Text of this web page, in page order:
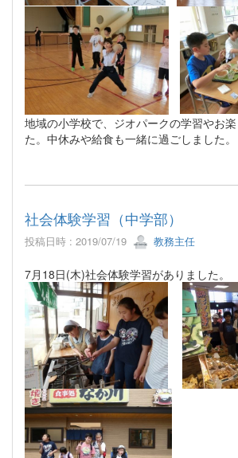
地域の小学校で、ジオパークの学習やお
た。中休みや給食も一緒に過ごしました。
社会体験学習（中学部）
投稿日時 : 2019/07/19 教務主任
7月18日(木)社会体験学習がありました。